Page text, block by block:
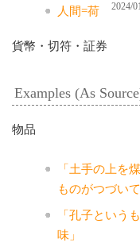
人間=荷 2024/
貨幣・切符・証券
Examples (As
物品
「土手の上を
ものがつづいて
「孔子という
味」